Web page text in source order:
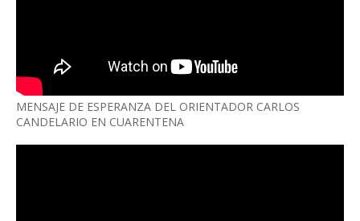
MENSAJE DE ESPERANZA DEL ORIENTADOR CARLOS
CANDELARIO EN CUARENTENA